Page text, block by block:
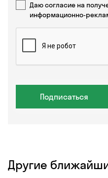
Даю согласие на
информационно-
Подписаться
Другие